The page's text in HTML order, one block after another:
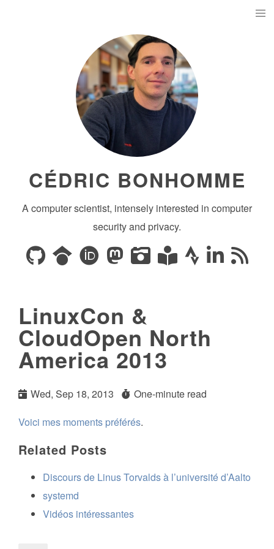
CÉDRIC BONHOMME
A computer scientist, intensely interested in computer
security and privacy.
LinuxCon &
CloudOpen North
America 2013
Wed, Sep 18, 2013
One-minute read
Voici mes moments préférés.
Related Posts
Discours de Linus Torvalds à l’université d’Aalto
systemd
Vidéos intéressantes